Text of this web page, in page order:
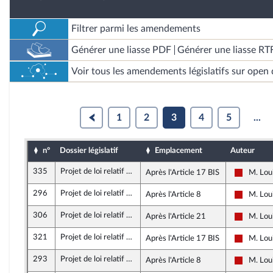
Filtrer parmi les amendements
Générer une liasse PDF Générer une liasse
Voir tous les amendements législatifs sur open
1 2 3 4 5 ...
n° Dossier législatif Emplacement Auteur
335 Projet de loi relatif à la lutte contre les fraudes sociales et fiscales Après l'Article 17 BIS
La
M.
296 Projet de loi relatif à la lutte contre les fraudes sociales et fiscales Après l'Article 8
La
M.
306 Projet de loi relatif à la lutte contre les fraudes sociales et fiscales Après l'Article 21
La
M.
321 Projet de loi relatif à la lutte contre les fraudes sociales et fiscales Après l'Article 17 BIS
La
M.
293 Projet de loi relatif à la lutte contre les fraudes sociales et fiscales Après l'Article 8
La
M.